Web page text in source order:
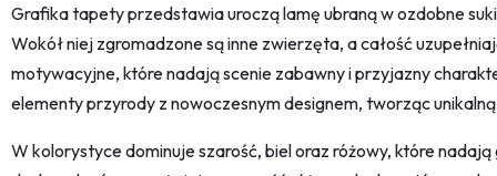
Grafika tapety przedstawia uroczą lamę ubraną w ozdobne
Wokół niej zgromadzone są inne zwierzęta, a całość
motywacyjne, które nadają scenie zabawny i przyjazny
elementy przyrody z nowoczesnym designem, tworząc
W kolorystyce dominuje szarość, biel oraz różowy, które